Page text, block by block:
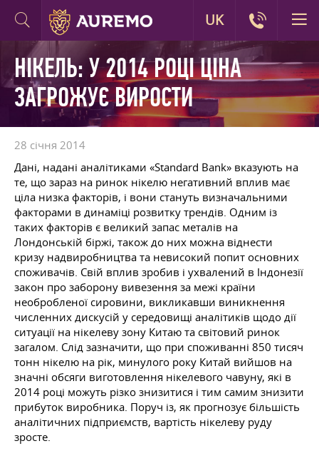
НІКЕЛЬ: У 2014 РОЦІ ЦІНА
ЗАГРОЖУЄ ВИРОСТИ
28 січня 2014
Дані, надані аналітиками «Standard Bank» вказують на
те, що зараз на ринок нікелю негативний вплив має
ціла низка факторів, і вони стануть визначальними
факторами в динаміці розвитку трендів. Одним із
таких факторів є великий запас металів на
Лондонській біржі, також до них можна віднести
кризу надвиробництва та невисокий попит основних
споживачів. Свій вплив зробив і ухвалений в Індонезії
закон про заборону вивезення за межі країни
необробленої сировини, викликавши виникнення
численних дискусій у середовищі аналітиків щодо дії
ситуації на нікелеву зону Китаю та світовий ринок
загалом. Слід зазначити, що при споживанні 850 тисяч
тонн нікелю на рік, минулого року Китай вийшов на
значні обсяги виготовлення нікелевого чавуну, які в
2014 році можуть різко знизитися і тим самим знизити
прибуток виробника. Поруч із, як прогнозує більшість
аналітичних підприємств, вартість нікелеву руду
зросте.
UK